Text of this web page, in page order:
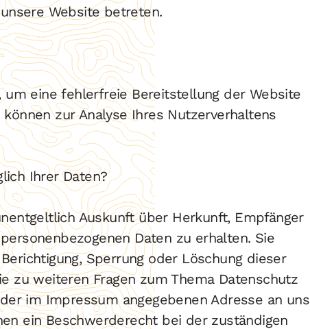
Website betreten.
um eine fehlerfreie Bereitstellung der Website
zur Analyse Ihres Nutzerverhaltens
Ihrer Daten?
Auskunft über Herkunft, Empfänger
Daten zu erhalten. Sie
Sperrung oder Löschung dieser
zu weiteren Fragen zum Thema Datenschutz
im Impressum angegebenen Adresse an uns
ein Beschwerderecht bei der zuständigen